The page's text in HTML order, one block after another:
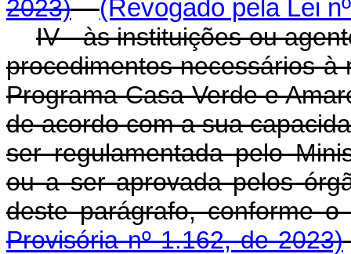
2023)
(Revogado pela Lei
IV - às instituições ou
procedimentos necessários
Programa Casa Verde e
de acordo com a sua
ser regulamentada pelo
ou a ser aprovada pelos
deste parágrafo,
Provisória nº 1.162, de 2023)